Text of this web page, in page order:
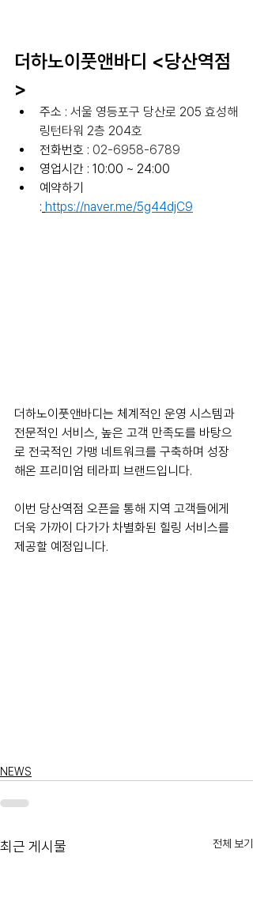
더하노이풋앤바디 <당산역점
>
주소 : 서울 영등포구 당산로 205 효성해
링턴타워 2층 204호
전화번호 : 02-6958-6789
영업시간 : 10:00 ~ 24:00
예약하기
: https://naver.me/5g44djC9
더하노이풋앤바디는 체계적인 운영 시스템과
전문적인 서비스, 높은 고객 만족도를 바탕으
로 전국적인 가맹 네트워크를 구축하며 성장
해온 프리미엄 테라피 브랜드입니다.
이번 당산역점 오픈을 통해 지역 고객들에게
더욱 가까이 다가가 차별화된 힐링 서비스를
제공할 예정입니다.
NEWS
최근 게시물 전체 보기